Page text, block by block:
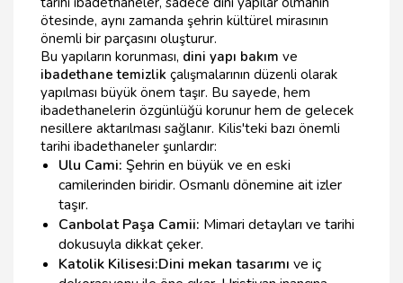
ötesinde, aynı zamanda şehrin kültürel mirasının
önemli bir parçasını oluşturur.
Bu yapıların korunması, dini yapı bakım ve
ibadethane temizlik çalışmalarının düzenli olarak
yapılması büyük önem taşır. Bu sayede, hem
ibadethanelerin özgünlüğü korunur hem de gelecek
nesillere aktarılması sağlanır. Kilis'teki bazı önemli
tarihi ibadethaneler şunlardır:
Ulu Cami: Şehrin en büyük ve en eski
camilerinden biridir. Osmanlı dönemine ait izler
taşır.
Canbolat Paşa Camii: Mimari detayları ve tarihi
dokusuyla dikkat çeker.
Katolik Kilisesi:Dini mekan tasarımı ve iç